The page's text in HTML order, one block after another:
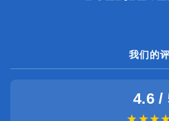
我们的
4.6 /